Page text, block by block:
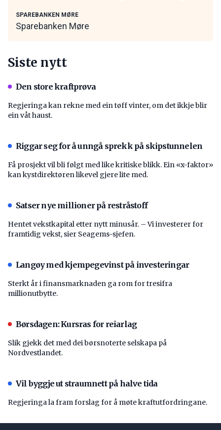
SPAREBANKEN MØRE
Sparebanken Møre
Siste nytt
Den store kraftprøva
Regjeringa kan rekne med ein tøff vinter, om det ikkje blir
ein våt haust.
Riggar seg for å unngå sprekk på skipstunnelen
Få prosjekt vil bli følgt med like kritiske blikk. Ein «x-faktor»
kan kystdirektøren likevel gjere lite med.
Satser nye millioner på restråstoff
Hentet vekstkapital etter nytt minusår. – Vi investerer for
framtidig vekst, sier Seagems-sjefen.
Langøy med kjempegevinst på investeringar
Sterkt år i finansmarknaden ga rom for tresifra
millionutbytte.
Børsdagen: Kursras for reiarlag
Slik gjekk det med dei børsnoterte selskapa på
Nordvestlandet.
Vil byggje ut straumnett på halve tida
Regjeringa la fram forslag for å møte kraftutfordringane.